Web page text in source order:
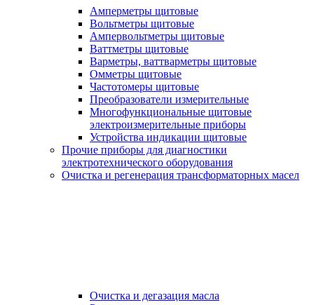
Амперметры щитовые
Вольтметры щитовые
Ампервольтметры щитовые
Ваттметры щитовые
Варметры, ваттварметры щитовые
Омметры щитовые
Частотомеры щитовые
Преобразователи измерительные
Многофункциональные щитовые
электроизмерительные приборы
Устройства индикации щитовые
Прочие приборы для диагностики
электротехнического оборудования
Очистка и регенерация трансформаторных масел
Очистка и дегазация масла